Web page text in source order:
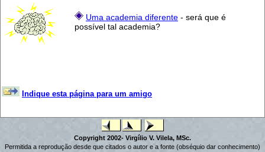
Uma academia diferente - será que é
possível tal academia?
Indique esta página para um amigo
Copyright 2002- Virgílio V. Vilela, MSc.
Permitida a reprodução desde que citados o autor e a fonte (obséquio dar conhecimento)